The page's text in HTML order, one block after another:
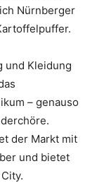
Nürnberger
und Kleidung
– genauso
der Markt mit
und bietet